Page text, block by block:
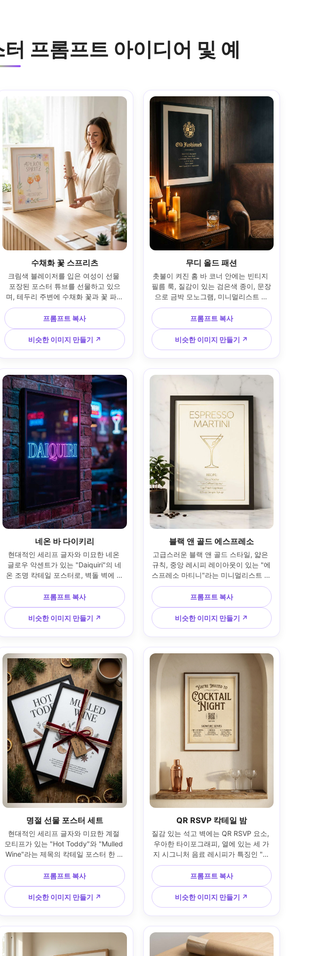
프롬프트 아이디어 및 예
수채화 꽃 스프리츠
크림색 블레이저를 입은 여성이 선물
포장된 포스터 튜브를 선물하고 있으
며, 테두리 주변에 수채화 꽃과 꽃 파스
텔이 있는 "Aperol Spritz"라는 제목의
칵테일 포스터 모형 옆에 있습니다. 밝
은 부티크 카운터 설정; 부드러운 일광
창문 조명, 통풍이 잘되는 하이라이트;
니콘 Z7 II, 35mm; 약간의 상하 각도,
따뜻한 축하 분위기, 사실적인 피부 질
감, 선명한 인쇄 디테일, 고해상도, 넓은
여백이 있는 300 DPI 인쇄 가능 레이아
웃 --ar 4:5
프롬프트 복사
비슷한 이미지 만들기 ↗
무디 올드 패션
촛불이 켜진 홈 바 코너 안에는 빈티지
필름 룩, 질감이 있는 검은색 종이, 문장
으로 금박 모노그램, 미니멀리스트 재
료 목록이 있는 "Old Fashioned"의 칵
테일 레시피 포스터가 있습니다. 사이
드 테이블에 가죽 의자와 위스키 잔; 캔
들 플리커와 부드러운 채우기가 있는
낮은 키 조명; 후지필름 GFX 100S,
80mm; 직선 구성, 풍부한 대비, 자연스
러운 그림자, 사실적인 인쇄 질감, 고해
상도, 인쇄 가능 300 DPI --ar 4:5
프롬프트 복사
비슷한 이미지 만들기 ↗
네온 바 다이키리
현대적인 세리프 글자와 미묘한 네온
글로우 악센트가 있는 "Daiquiri"의 네
온 조명 칵테일 포스터로, 벽돌 벽에 얇
은 검은색 프레임에 장착되었습니다.
배경에는 흐릿한 네온 간판과 바 의자
가 포함됩니다. 파란색과 자홍색 실용
적인 조명, 프레임에 림 라이트; 소니
A7S III, 85mm; 단단한 수직 자르기, 영
화 같은 분위기, 사실적인 그림자, 선명
한 타이포그래피, 고해상도, 인쇄 가능
300 DPI --ar 4:5
프롬프트 복사
비슷한 이미지 만들기 ↗
블랙 앤 골드 에스프레소
고급스러운 블랙 앤 골드 스타일, 얇은
규칙, 중앙 레시피 레이아웃이 있는 "에
스프레소 마티니"라는 미니멀리스트 칵
테일 포스터; 작은 커피 식물이 있는 대
리석 조리대에 기대어 무광택 검은색
프레임에 놓습니다. 부드러운 스튜디오
스트로브와 바운스 채우기; 니콘 D850,
60mm; 깔끔한 전면 구성, 프리미엄 선
물 분위기, 사실적인 종이 섬유, 고해상
도, 인쇄 가능 300 DPI, 부드러운 시네
프롬프트 복사
비슷한 이미지 만들기 ↗
명절 선물 포스터 세트
현대적인 세리프 글자와 미묘한 계절
모티프가 있는 "Hot Toddy"와 "Mulled
Wine"라는 제목의 칵테일 포스터 한 쌍
이 어울리는 선물 세트입니다. 나무 테
이블에 리본과 손으로 쓴 태그로 싸여
있습니다. 부드러운 오버헤드 스튜디오
조명, 약간의 비네트; 후지필름 X-T5,
35mm; 상향식 구성, 아늑한 분위기, 사
실적인 종이와 리본 질감, 고해상도, 인
쇄 가능 300 DPI --ar 4:5
프롬프트 복사
비슷한 이미지 만들기 ↗
QR RSVP 칵테일 밤
질감 있는 석고 벽에는 QR RSVP 요소,
우아한 타이포그래피, 열에 있는 세 가
지 시그니처 음료 레시피가 특징인 "칵
테일 나이트" 초대장처럼 디자인된 칵
테일 포스터가 있습니다. 아래에 작은
난간과 칵테일 도구로 스타일링되었습
니다. 부드러운 측면 빛, 온화한 그림자;
캐논 EOS R, 50mm; 직선 프레임, 세련
된 분위기, 선명하고 읽을 수 있는 텍스
트, 고해상도, 인쇄 가능 300 DPI --ar
4:5
프롬프트 복사
비슷한 이미지 만들기 ↗